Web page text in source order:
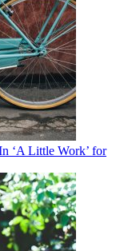
‘A Little Work’ for